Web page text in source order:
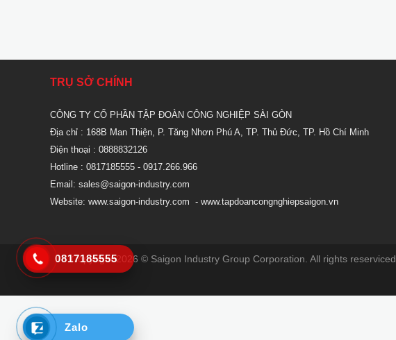
TRỤ SỞ CHÍNH
CÔNG TY CỔ PHẦN TẬP ĐOÀN CÔNG NGHIỆP SÀI GÒN
Địa chỉ : 168B Man Thiện, P. Tăng Nhơn Phú A, TP. Thủ Đức, TP. Hồ Chí Minh
Điện thoại : 0888832126
Hotline : 0817185555 - 0917.266.966
Email: sales@saigon-industry.com
Website: www.saigon-industry.com - www.tapdoancongnghiepsaigon.vn
Copyright 2026 © Saigon Industry Group Corporation. All rights reserviced
Zalo
0817185555